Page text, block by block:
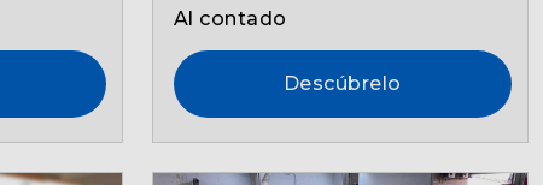
Al contado
Descúbrelo